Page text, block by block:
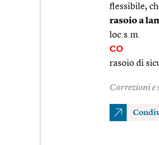
flessibile,
rasoio a
loc.s.m.
CO
rasoio di
Correzioni e